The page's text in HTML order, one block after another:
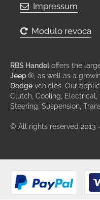
Impressum
Modulo revoca
RBS Handel offers the
Jeep ® , as well as a
Dodge vehicles. Our
Clutch, Cooling, Electrical,
Steering, Suspension,
© All rights reserved 2013